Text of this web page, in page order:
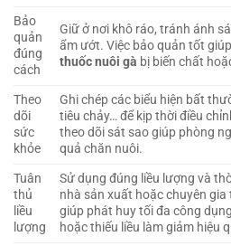
Bảo
quản
đúng
cách
Giữ ở nơi khô ráo, tránh ánh
ẩm ướt. Việc bảo quản tốt
thuốc nuôi gà bị biến chất
Theo
dõi
sức
khỏe
Ghi chép các biểu hiện bất
tiêu chảy… để kịp thời điều
theo dõi sát sao giúp phòng
quả chăn nuôi.
Tuân
thủ
liều
lượng
Sử dụng đúng liều lượng và
nhà sản xuất hoặc chuyên
giúp phát huy tối đa công
hoặc thiếu liều làm giảm hiệu